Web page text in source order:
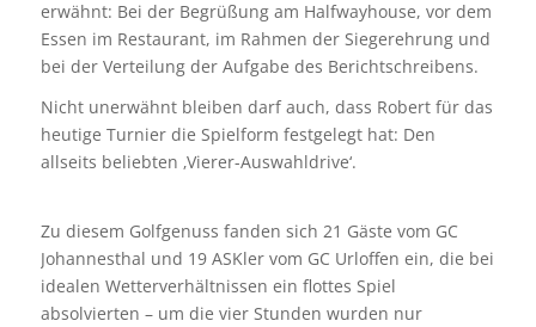
erwähnt: Bei der Begrüßung am Halfwayhouse, vor dem
Essen im Restaurant, im Rahmen der Siegerehrung und
bei der Verteilung der Aufgabe des Berichtschreibens.
Nicht unerwähnt bleiben darf auch, dass Robert für das
heutige Turnier die Spielform festgelegt hat: Den
allseits beliebten ‚Vierer-Auswahldrive‘.
Zu diesem Golfgenuss fanden sich 21 Gäste vom GC
Johannesthal und 19 ASKler vom GC Urloffen ein, die bei
idealen Wetterverhältnissen ein flottes Spiel
absolvierten – um die vier Stunden wurden nur